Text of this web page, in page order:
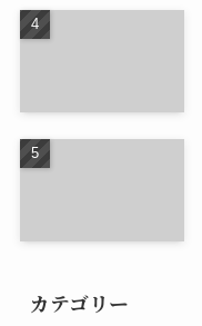
カテゴリー